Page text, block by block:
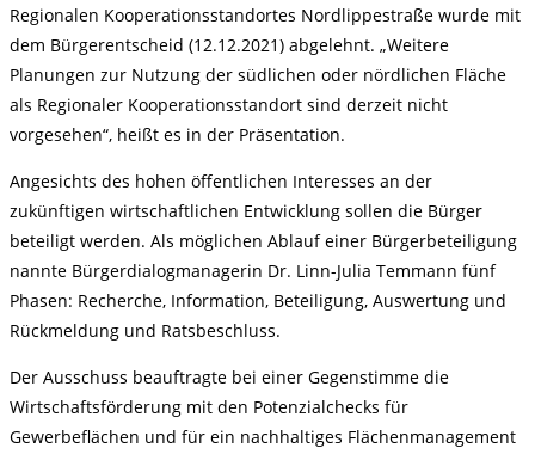
Regionalen Kooperationsstandortes Nordlippestraße wurde mit
dem Bürgerentscheid (12.12.2021) abgelehnt. „Weitere
Planungen zur Nutzung der südlichen oder nördlichen Fläche
als Regionaler Kooperationsstandort sind derzeit nicht
vorgesehen“, heißt es in der Präsentation.
Angesichts des hohen öffentlichen Interesses an der
zukünftigen wirtschaftlichen Entwicklung sollen die Bürger
beteiligt werden. Als möglichen Ablauf einer Bürgerbeteiligung
nannte Bürgerdialogmanagerin Dr. Linn-Julia Temmann fünf
Phasen: Recherche, Information, Beteiligung, Auswertung und
Rückmeldung und Ratsbeschluss.
Der Ausschuss beauftragte bei einer Gegenstimme die
Wirtschaftsförderung mit den Potenzialchecks für
Gewerbeflächen und für ein nachhaltiges Flächenmanagement